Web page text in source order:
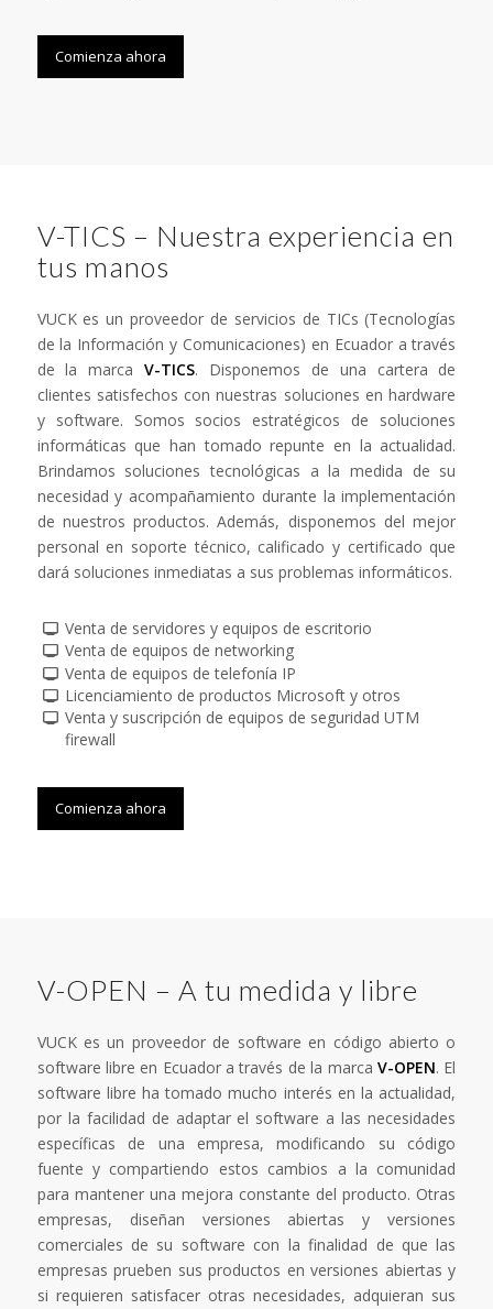
Comienza ahora
V-TICS – Nuestra experiencia en
tus manos
VUCK es un proveedor de servicios de TICs (Tecnologías
de la Información y Comunicaciones) en Ecuador a través
de la marcaV-TICS. Disponemos de una cartera de
clientes satisfechos con nuestras soluciones en hardware
y software. Somos socios estratégicos de soluciones
informáticas que han tomado repunte en la actualidad.
Brindamos soluciones tecnológicas a la medida de su
necesidad y acompañamiento durante la implementación
de nuestros productos. Además, disponemos del mejor
personal en soporte técnico, calificado y certificado que
dará soluciones inmediatas a sus problemas informáticos.
Venta de servidores y equipos de escritorio
Venta de equipos de networking
Venta de equipos de telefonía IP
Licenciamiento de productos Microsoft y otros
Venta y suscripción de equipos de seguridad UTM
firewall
Comienza ahora
V-OPEN – A tu medida y libre
VUCK es un proveedor de software en código abierto o
software libre en Ecuador a través de la marcaV-OPEN. El
software libre ha tomado mucho interés en la actualidad,
por la facilidad de adaptar el software a las necesidades
específicas de una empresa, modificando su código
fuente y compartiendo estos cambios a la comunidad
para mantener una mejora constante del producto. Otras
empresas, diseñan versiones abiertas y versiones
comerciales de su software con la finalidad de que las
empresas prueben sus productos en versiones abiertas y
si requieren satisfacer otras necesidades, adquieran sus